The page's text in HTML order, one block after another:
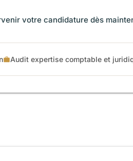
votre candidature dès
Audit expertise comptable et